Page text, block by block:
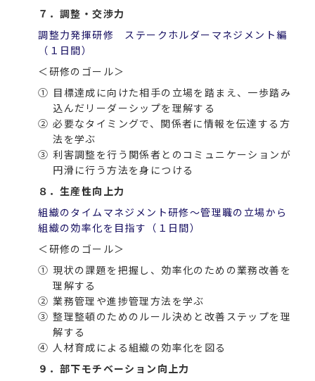
７．調整・交渉力
調整力発揮研修 ステークホルダーマネジメント編
（１日間）
＜研修のゴール＞
① 目標達成に向けた相手の立場を踏まえ、一歩踏み
込んだリーダーシップを理解する
② 必要なタイミングで、関係者に情報を伝達する方
法を学ぶ
③ 利害調整を行う関係者とのコミュニケーションが
円滑に行う方法を身につける
８．生産性向上力
組織のタイムマネジメント研修～管理職の立場から
組織の効率化を目指す（１日間）
＜研修のゴール＞
① 現状の課題を把握し、効率化のための業務改善を
理解する
② 業務管理や進捗管理方法を学ぶ
③ 整理整頓のためのルール決めと改善ステップを理
解する
④ 人材育成による組織の効率化を図る
９．部下モチベーション向上力